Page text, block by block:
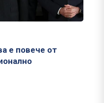
е повече от